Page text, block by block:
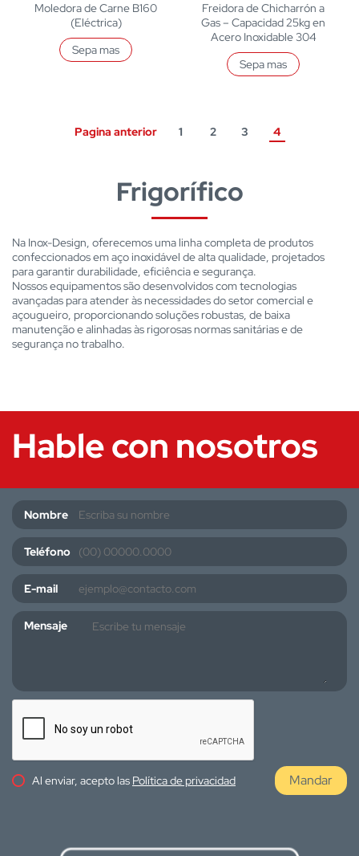
Moledora de Carne B160
(Eléctrica)
Sepa mas
Freidora de Chicharrón a
Gas – Capacidad 25kg en
Acero Inoxidable 304
Sepa mas
Pagina anterior 1 2 3 4
Frigorífico
Na Inox-Design, oferecemos uma linha completa de produtos
confeccionados em aço inoxidável de alta qualidade, projetados
para garantir durabilidade, eficiência e segurança.
Nossos equipamentos são desenvolvidos com tecnologias
avançadas para atender às necessidades do setor comercial e
açougueiro, proporcionando soluções robustas, de baixa
manutenção e alinhadas às rigorosas normas sanitárias e de
segurança no trabalho.
Hable con nosotros
Nombre
Teléfono
E-mail
Mensaje
Al enviar, acepto las Política de privacidad Mandar